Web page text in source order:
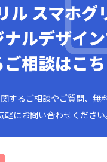
ル スマホグ
ルデザイ
ご相談はこ
するご相談やご質問、無
軽にお問い合わせください